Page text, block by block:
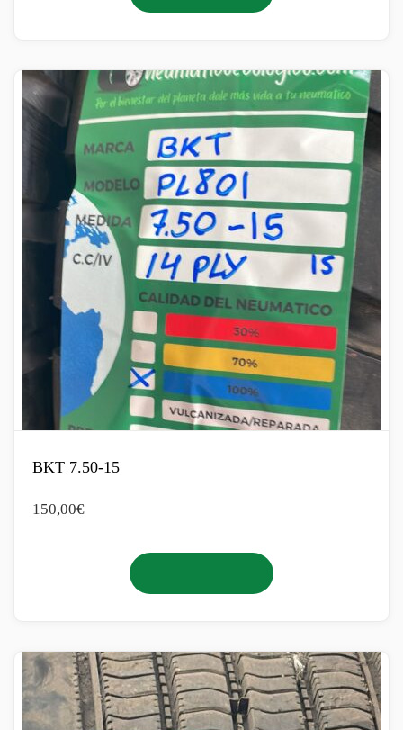
BKT 7.50-15
150,00€